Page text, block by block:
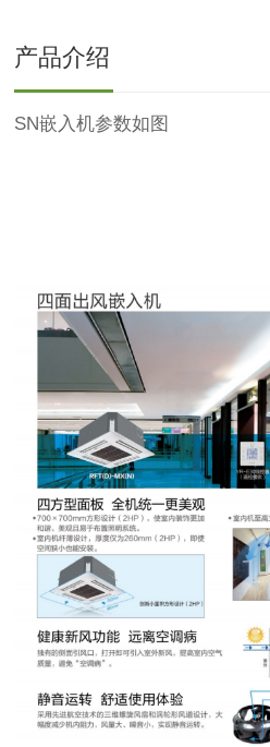
产品介绍
SN嵌入机参数如图